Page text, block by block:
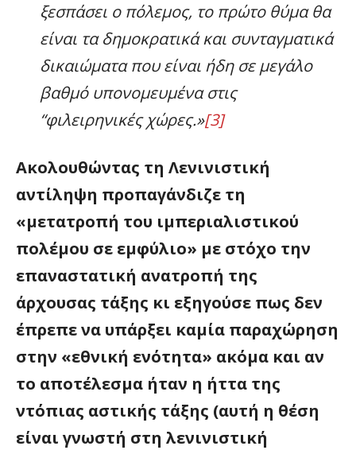
ξεσπάσει ο πόλεμος, το πρώτο θύμα θα
είναι τα δημοκρατικά και συνταγματικά
δικαιώματα που είναι ήδη σε μεγάλο
βαθμό υπονομευμένα στις
“φιλειρηνικές χώρες.»[3]
Ακολουθώντας τη Λενινιστική
αντίληψη προπαγάνδιζε τη
«μετατροπή του ιμπεριαλιστικού
πολέμου σε εμφύλιο» με στόχο την
επαναστατική ανατροπή της
άρχουσας τάξης κι εξηγούσε πως δεν
έπρεπε να υπάρξει καμία παραχώρηση
στην «εθνική ενότητα» ακόμα και αν
το αποτέλεσμα ήταν η ήττα της
ντόπιας αστικής τάξης (αυτή η θέση
είναι γνωστή στη λενινιστική